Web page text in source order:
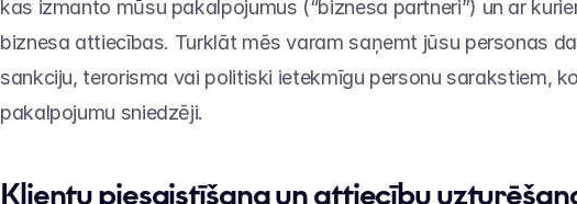
kas izmanto mūsu pakalpojumus (“biznesa partneri”) un ar
biznesa attiecības. Turklāt mēs varam saņemt jūsu personas
sankciju, terorisma vai politiski ietekmīgu personu sarakstiem,
pakalpojumu sniedzēji.
Klientu piesaistīšana un attiecību